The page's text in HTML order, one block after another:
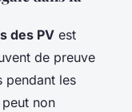
des PV est
de preuve
pendant les
non